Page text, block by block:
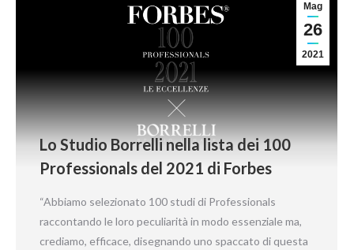
Mag
26
2021
Lo Studio Borrelli nella lista dei 100
Professionals del 2021 di Forbes
“Abbiamo selezionato 100 studi di Professionals
raccontando le loro peculiarità in modo essenziale ma,
crediamo, efficace, disegnando uno spaccato di questa